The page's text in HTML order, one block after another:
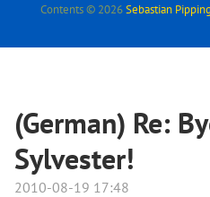
Contents © 2026Sebastian Pipping
(German) Re:
Sylvester!
2010-08-19 17:48